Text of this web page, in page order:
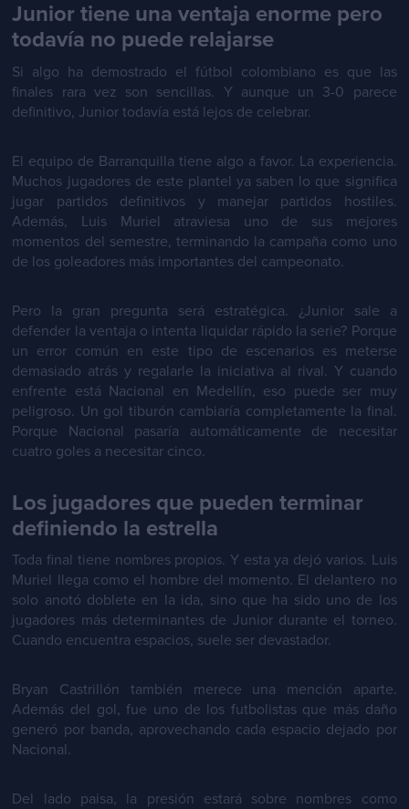
Junior tiene una ventaja enorme pero
todavía no puede relajarse
Si algo ha demostrado el fútbol colombiano es que las
finales rara vez son sencillas. Y aunque un 3-0 parece
definitivo, Junior todavía está lejos de celebrar.
El equipo de Barranquilla tiene algo a favor. La experiencia.
Muchos jugadores de este plantel ya saben lo que significa
jugar partidos definitivos y manejar partidos hostiles.
Además, Luis Muriel atraviesa uno de sus mejores
momentos del semestre, terminando la campaña como uno
de los goleadores más importantes del campeonato.
Pero la gran pregunta será estratégica. ¿Junior sale a
defender la ventaja o intenta liquidar rápido la serie? Porque
un error común en este tipo de escenarios es meterse
demasiado atrás y regalarle la iniciativa al rival. Y cuando
enfrente está Nacional en Medellín, eso puede ser muy
peligroso. Un gol tiburón cambiaría completamente la final.
Porque Nacional pasaría automáticamente de necesitar
cuatro goles a necesitar cinco.
Los jugadores que pueden terminar
definiendo la estrella
Toda final tiene nombres propios. Y esta ya dejó varios. Luis
Muriel llega como el hombre del momento. El delantero no
solo anotó doblete en la ida, sino que ha sido uno de los
jugadores más determinantes de Junior durante el torneo.
Cuando encuentra espacios, suele ser devastador.
Bryan Castrillón también merece una mención aparte.
Además del gol, fue uno de los futbolistas que más daño
generó por banda, aprovechando cada espacio dejado por
Nacional.
Del lado paisa, la presión estará sobre nombres como